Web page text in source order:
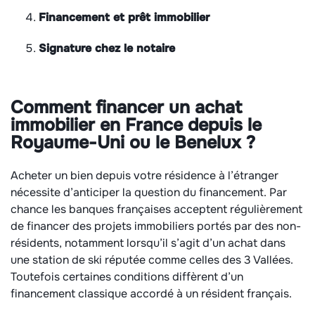
Financement et prêt immobilier
Signature chez le notaire
Comment financer un achat
immobilier en France depuis le
Royaume-Uni ou le Benelux ?
Acheter un bien depuis votre résidence à l’étranger
nécessite d’anticiper la question du financement. Par
chance les banques françaises acceptent régulièrement
de financer des projets immobiliers portés par des non-
résidents, notamment lorsqu’il s’agit d’un achat dans
une station de ski réputée comme celles des 3 Vallées.
Toutefois certaines conditions diffèrent d’un
financement classique accordé à un résident français.